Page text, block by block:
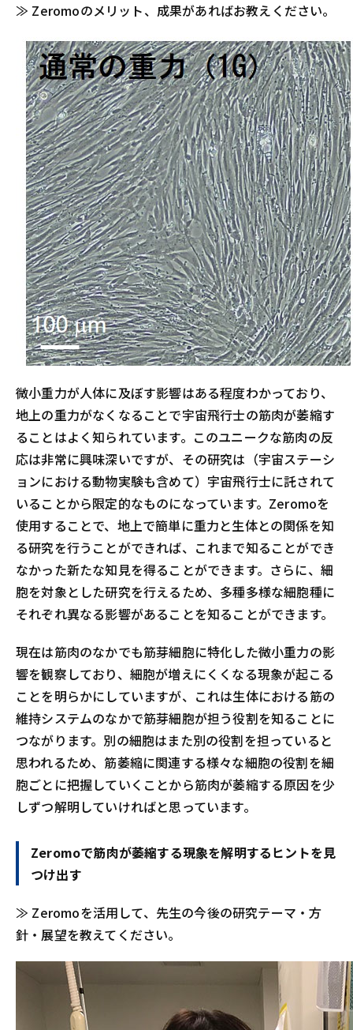
≫ Zeromoのメリット、成果があればお教えください。
微小重力が人体に及ぼす影響はある程度わかっており、
地上の重力がなくなることで宇宙飛行士の筋肉が萎縮す
ることはよく知られています。このユニークな筋肉の反
応は非常に興味深いですが、その研究は（宇宙ステーシ
ョンにおける動物実験も含めて）宇宙飛行士に託されて
いることから限定的なものになっています。Zeromoを
使用することで、地上で簡単に重力と生体との関係を知
る研究を行うことができれば、これまで知ることができ
なかった新たな知見を得ることができます。さらに、細
胞を対象とした研究を行えるため、多種多様な細胞種に
それぞれ異なる影響があることを知ることができます。
現在は筋肉のなかでも筋芽細胞に特化した微小重力の影
響を観察しており、細胞が増えにくくなる現象が起こる
ことを明らかにしていますが、これは生体における筋の
維持システムのなかで筋芽細胞が担う役割を知ることに
つながります。別の細胞はまた別の役割を担っていると
思われるため、筋萎縮に関連する様々な細胞の役割を細
胞ごとに把握していくことから筋肉が萎縮する原因を少
しずつ解明していければと思っています。
Zeromoで筋肉が萎縮する現象を解明するヒントを見
つけ出す
≫ Zeromoを活用して、先生の今後の研究テーマ・方
針・展望を教えてください。